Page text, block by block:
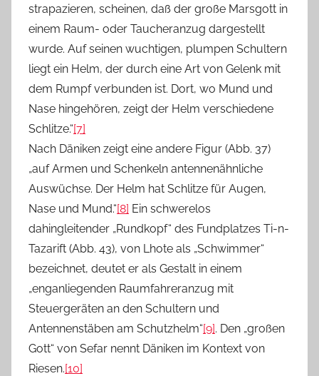
strapazieren, scheinen, daß der große Marsgott in
einem Raum- oder Taucheranzug dargestellt
wurde. Auf seinen wuchtigen, plumpen Schultern
liegt ein Helm, der durch eine Art von Gelenk mit
dem Rumpf verbunden ist. Dort, wo Mund und
Nase hingehören, zeigt der Helm verschiedene
Schlitze.“[7]
Nach Däniken zeigt eine andere Figur (Abb. 37)
„auf Armen und Schenkeln antennenähnliche
Auswüchse. Der Helm hat Schlitze für Augen,
Nase und Mund.“[8] Ein schwerelos
dahingleitender „Rundkopf“ des Fundplatzes Ti-n-
Tazarift (Abb. 43), von Lhote als „Schwimmer“
bezeichnet, deutet er als Gestalt in einem
„enganliegenden Raumfahreranzug mit
Steuergeräten an den Schultern und
Antennenstäben am Schutzhelm“[9]. Den „großen
Gott“ von Sefar nennt Däniken im Kontext von
Riesen.[10]